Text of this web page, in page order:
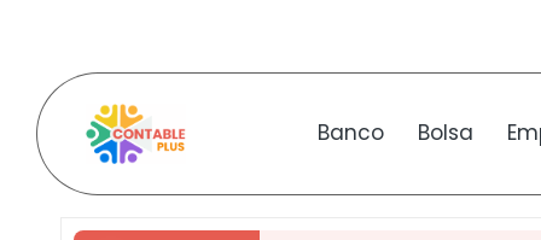
content
C
Banco Bolsa